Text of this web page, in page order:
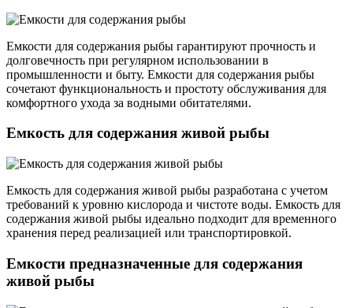
Емкости для содержания рыбы гарантируют прочность и
долговечность при регулярном использовании в
промышленности и быту. Емкости для содержания рыбы
сочетают функциональность и простоту обслуживания для
комфортного ухода за водными обитателями.
Емкость для содержания живой рыбы
Емкость для содержания живой рыбы разработана с учетом
требований к уровню кислорода и чистоте воды. Емкость для
содержания живой рыбы идеально подходит для временного
хранения перед реализацией или транспортировкой.
Емкости предназначенные для содержания
живой рыбы